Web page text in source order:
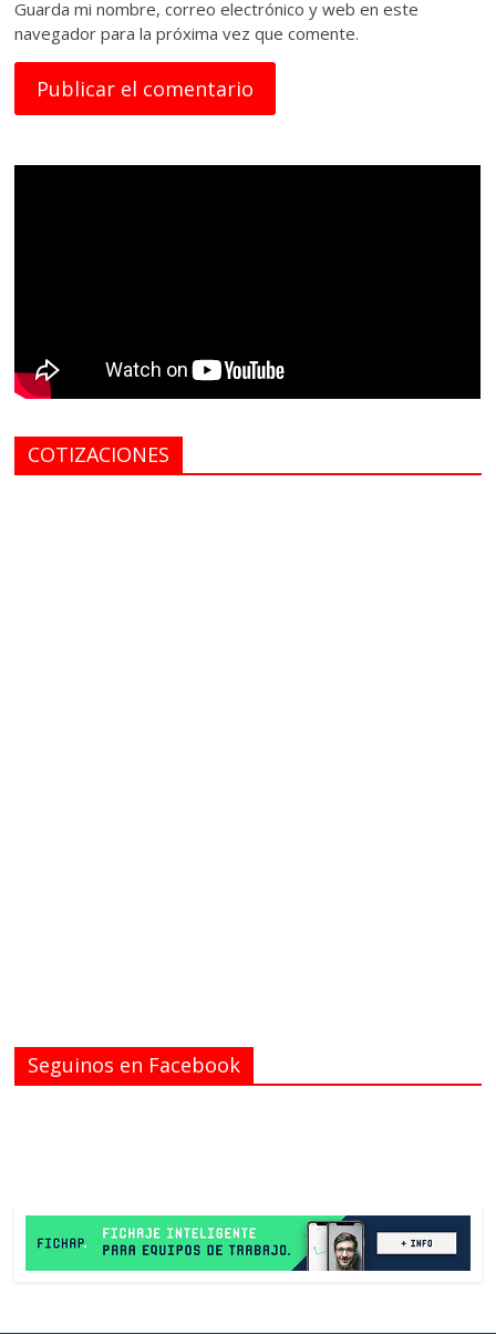
Guarda mi nombre, correo electrónico y web en este
navegador para la próxima vez que comente.
COTIZACIONES
Seguinos en Facebook